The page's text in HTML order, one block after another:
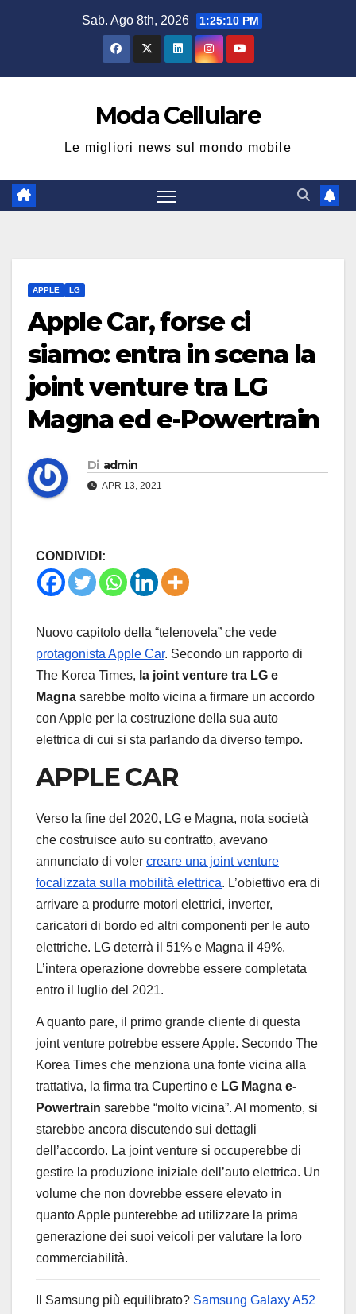
Sab. Ago 8th, 2026 1:25:11 PM
Moda Cellulare
Le migliori news sul mondo mobile
APPLE LG
Apple Car, forse ci
siamo: entra in scena la
joint venture tra LG
Magna ed e-Powertrain
Di admin
APR 13, 2021
CONDIVIDI:
Nuovo capitolo della “telenovela” che vede
protagonista Apple Car. Secondo un rapporto di
The Korea Times, la joint venture tra LG e
Magna sarebbe molto vicina a firmare un accordo
con Apple per la costruzione della sua auto
elettrica di cui si sta parlando da diverso tempo.
APPLE CAR
Verso la fine del 2020, LG e Magna, nota società
che costruisce auto su contratto, avevano
annunciato di voler creare una joint venture
focalizzata sulla mobilità elettrica. L’obiettivo era di
arrivare a produrre motori elettrici, inverter,
caricatori di bordo ed altri componenti per le auto
elettriche. LG deterrà il 51% e Magna il 49%.
L’intera operazione dovrebbe essere completata
entro il luglio del 2021.
A quanto pare, il primo grande cliente di questa
joint venture potrebbe essere Apple. Secondo The
Korea Times che menziona una fonte vicina alla
trattativa, la firma tra Cupertino e LG Magna e-
Powertrain sarebbe “molto vicina”. Al momento, si
starebbe ancora discutendo sui dettagli
dell’accordo. La joint venture si occuperebbe di
gestire la produzione iniziale dell’auto elettrica. Un
volume che non dovrebbe essere elevato in
quanto Apple punterebbe ad utilizzare la prima
generazione dei suoi veicoli per valutare la loro
commerciabilità.
Il Samsung più equilibrato? Samsung Galaxy A52